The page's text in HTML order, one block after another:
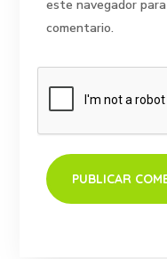
este navegador
comentario.